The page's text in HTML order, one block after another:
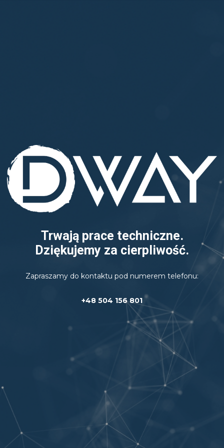
Trwają prace techniczne.
Dziękujemy za cierpliwość.
Zapraszamy do kontaktu pod numerem telefonu:
+48 504 156 801